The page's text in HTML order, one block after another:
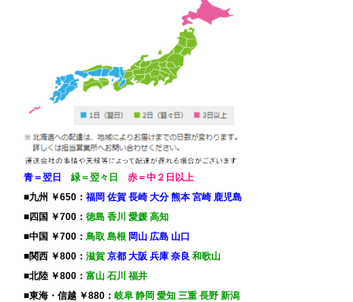
青＝翌日 緑＝翌々日
赤＝中２日以上
■九州 ￥650： 福岡 佐賀 長崎 大分 熊本 宮崎 鹿児島
■四国 ￥700： 徳島 香川 愛媛 高知
■中国 ￥700： 鳥取 島根 岡山 広島 山口
■関西 ￥800： 滋賀 京都 大阪 兵庫 奈良 和歌山
■北陸 ￥800： 富山 石川 福井
■東海・信越 ￥880： 岐阜 静岡 愛知 三重 長野 新潟